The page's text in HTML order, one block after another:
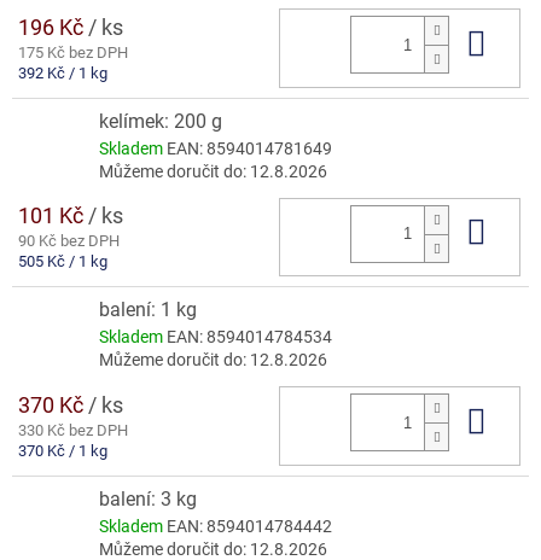
196 Kč / ks
175 Kč bez DPH
Měrná
392 Kč / 1 kg
kelímek: 200 g
Skladem EAN:8594014781649
Můžeme doručit do: 12.8.2026
101 Kč/ ks
90 Kč bez DPH
Měrná
505 Kč / 1 kg
balení: 1 kg
Skladem EAN:8594014784534
Můžeme doručit do: 12.8.2026
370 Kč / ks
330 Kč bez DPH
Měrná
370 Kč / 1 kg
balení: 3 kg
Skladem EAN:8594014784442
Můžeme doručit do: 12.8.2026